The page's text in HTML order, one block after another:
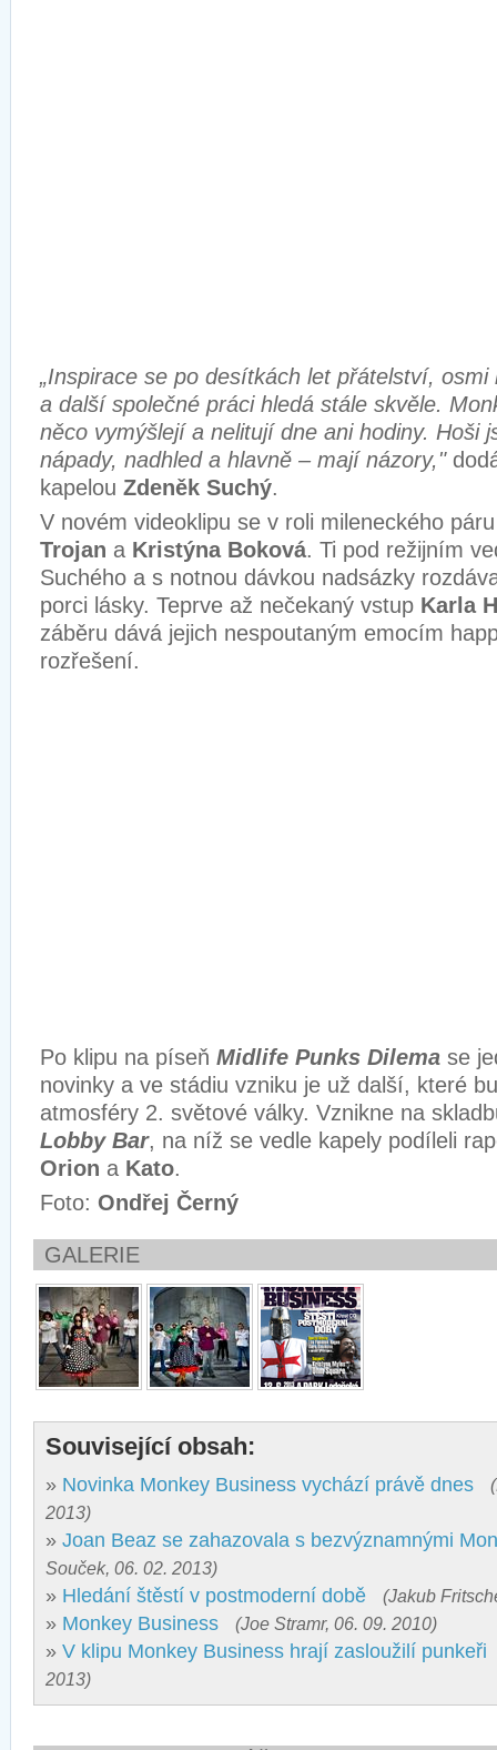
„Inspirace se po desítkách let přátelství, osmi
a další společné práci hledá stále skvěle.
něco vymýšlejí a nelitují dne ani hodiny. Hoši
nápady, nadhled a hlavně – mají názory,"
kapelou Zdeněk Suchý.
V novém videoklipu se v roli mileneckého
Trojan a Kristýna Boková. Ti pod režijním
Suchého a s notnou dávkou nadsázky
porci lásky. Teprve až nečekaný vstup Karla
záběru dává jejich nespoutaným emocím
rozřešení.
Po klipu na píseň Midlife Punks Dilema se
novinky a ve stádiu vzniku je už další, které
atmosféry 2. světové války. Vznikne na
Lobby Bar, na níž se vedle kapely podíleli
Orion a Kato.
Foto: Ondřej Černý
GALERIE
Související obsah:
» Novinka Monkey Business vychází právě dnes
2013)
» Joan Beaz se zahazovala s bezvýznamnými
Souček, 06. 02. 2013)
» Hledání štěstí v postmoderní době (Jakub
» Monkey Business (Joe Stramr, 06. 09. 2010)
» V klipu Monkey Business hrají zasloužilí punkeři
2013)